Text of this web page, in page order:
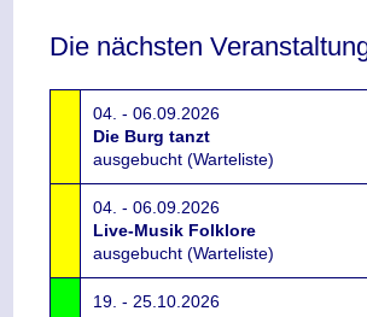
Die nächsten
04. - 06.09.2026
Die Burg tanzt
ausgebucht (Warteliste)
04. - 06.09.2026
Live-Musik Folklore
ausgebucht (Warteliste)
19. - 25.10.2026